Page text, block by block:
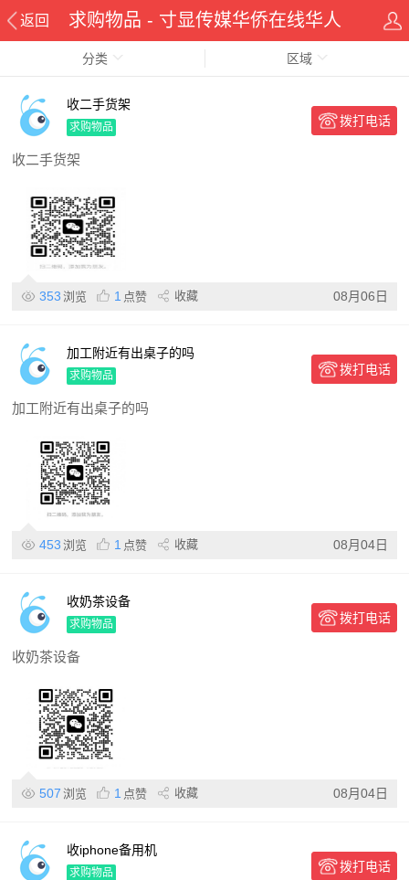
返回 求购物品 - 寸显传媒华侨在线华人
分类 区域
收二手货架
求购物品 拨打电话
收二手货架
353 浏览 1 点赞 收藏 08月06日
加工附近有出桌子的吗
求购物品 拨打电话
加工附近有出桌子的吗
453 浏览 1 点赞 收藏 08月04日
收奶茶设备
求购物品 拨打电话
收奶茶设备
507 浏览 1 点赞 收藏 08月04日
收iphone备用机
求购物品 拨打电话